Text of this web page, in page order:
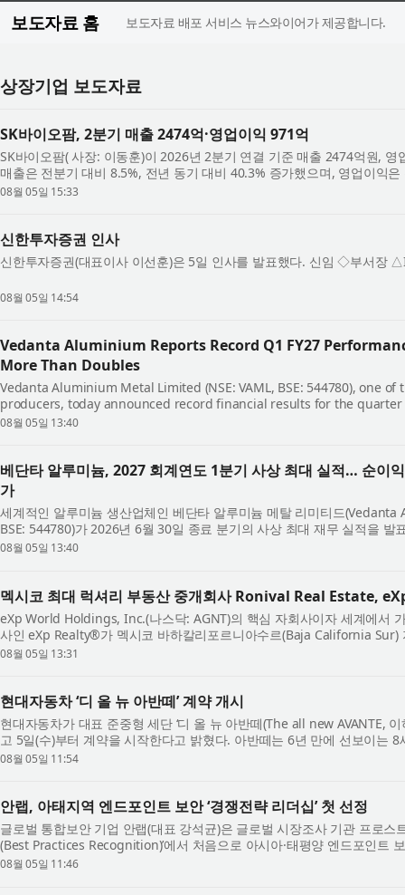
보도자료 홈 보도자료 배포 서비스 뉴스와이어가 제공합니다.
상장기업 보도자료
SK바이오팜, 2분기 매출 2474억·영업이익 971억
SK바이오팜( 사장: 이동훈)이 2026년 2분기 연결 기준 매출 2474억원,
매출은 전분기 대비 8.5%, 전년 동기 대비 40.3% 증가했으며, 영업이익
56.9% 성장해 일회성 용역수익이 반영된 ...
08월 05일 15:33
신한투자증권 인사
신한투자증권(대표이사 이선훈)은 5일 인사를 발표했다. 신임 ◇부서장
08월 05일 14:54
Vedanta Aluminium Reports Record Q1 FY27
More Than Doubles
Vedanta Aluminium Metal Limited (NSE: VAML, BSE: 544780), one
producers, today announced record financial results for the quarter
strong debut as an independent listed company followi...
08월 05일 13:40
베단타 알루미늄, 2027 회계연도 1분기 사상 최대 실적… 순이
가
세계적인 알루미늄 생산업체인 베단타 알루미늄 메탈 리미티드
BSE: 544780)가 2026년 6월 30일 종료 분기의 사상 최대 재무 실적을 발
상장회사로서 성공적인 첫 출발을 알렸다...
08월 05일 13:40
멕시코 최대 럭셔리 부동산 중개회사 Ronival Real Estate,
eXp World Holdings, Inc.(나스닥: AGNT)의 핵심 자회사이자 세계에서
사인 eXp Realty®가 멕시코 바하칼리포르니아수르(Baja California Sur)
사인 Ronival Real Estate(이하 Ronival)...
08월 05일 13:31
현대자동차 ‘디 올 뉴 아반떼’ 계약 개시
현대자동차가 대표 준중형 세단 ‘디 올 뉴 아반떼(The all new AVANTE,
고 5일(수)부터 계약을 시작한다고 밝혔다. 아반떼는 6년 만에 선보이는
을 중심으로 완성한 파격적인 디자...
08월 05일 11:54
안랩, 아태지역 엔드포인트 보안 ‘경쟁전략 리더십’ 첫 선정
글로벌 통합보안 기업 안랩(대표 강석균)은 글로벌 시장조사 기관 프로스
(Best Practices Recognition)’에서 처음으로 아시아·태평양 엔드포인트
Strategy Leadership)’ 자격을 얻게 ...
08월 05일 11:46